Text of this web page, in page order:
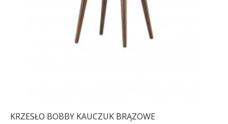
KRZESŁO BOBBY KAUCZUK BRĄZOWE